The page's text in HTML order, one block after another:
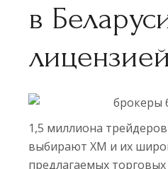
в
1,5 миллиона
выбирают XM и их
предлагаемых